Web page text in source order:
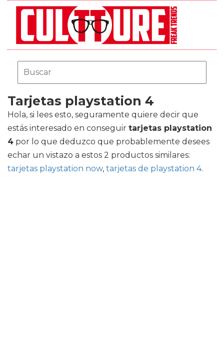
Tarjetas playstation 4
Hola, si lees esto, seguramente quiere decir que
estás interesado en conseguir tarjetas playstation
4 por lo que deduzco que probablemente desees
echar un vistazo a estos 2 productos similares:
tarjetas playstation now, tarjetas de playstation 4.